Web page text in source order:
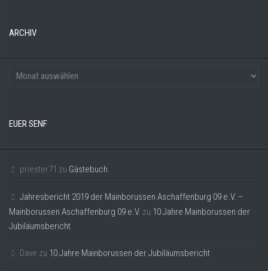
ARCHIV
EUER SENF
priester71 zu Gästebuch
Jahresbericht 2019 der Mainborussen Aschaffenburg 09 e.V. –
Mainborussen Aschaffenburg 09 e.V. zu 10 Jahre Mainborussen der
Jubiläumsbericht
Dave zu 10 Jahre Mainborussen der Jubiläumsbericht